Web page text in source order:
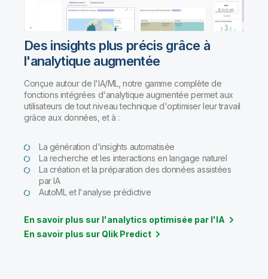
Des insights plus précis grâce à
l'analytique augmentée
Conçue autour de l'IA/ML, notre gamme complète de
fonctions intégrées d'analytique augmentée permet aux
utilisateurs de tout niveau technique d'optimiser leur travail
grâce aux données, et à :
La génération d'insights automatisée
La recherche et les interactions en langage naturel
La création et la préparation des données assistées
par IA
AutoML et l'analyse prédictive
En savoir plus sur l'analytics optimisée par l'IA
En savoir plus sur Qlik Predict